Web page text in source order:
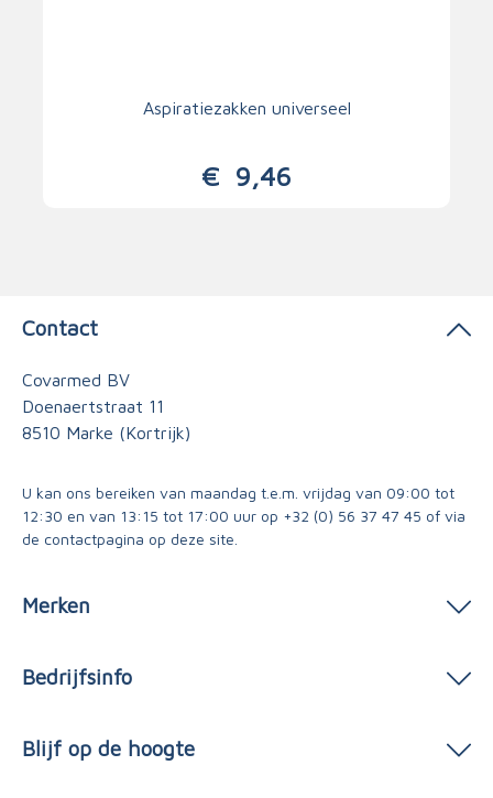
Aspiratiezakken universeel
€ 9,46
Contact
Covarmed BV
Doenaertstraat 11
8510 Marke (Kortrijk)
U kan ons bereiken van maandag t.e.m. vrijdag van 09:00 tot
12:30 en van 13:15 tot 17:00 uur op +32 (0) 56 37 47 45 of via
de contactpagina op deze site.
Merken
Bedrijfsinfo
Blijf op de hoogte